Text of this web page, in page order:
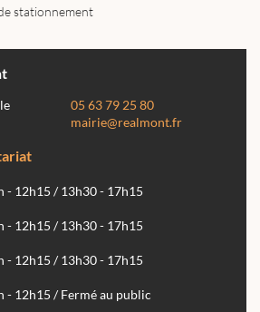
stationnement
05 63 79 25 80
mairie@realmont.fr
- 12h15 / 13h30 - 17h15
- 12h15 / 13h30 - 17h15
- 12h15 / 13h30 - 17h15
- 12h15 / Fermé au public